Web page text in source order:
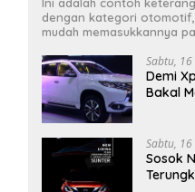
dengan kategori
mudah memasukkannya
Sabtu,
Demi
Bakal
Sabtu,
Sosok